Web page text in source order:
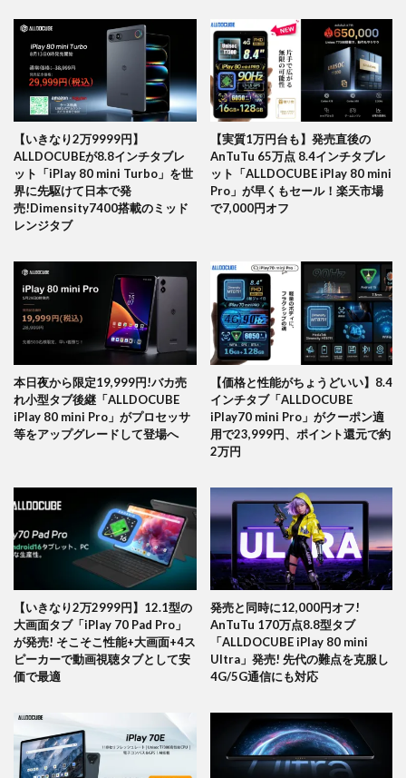
【いきなり2万9999円】
ALLDOCUBEが8.8インチタブレ
ット「iPlay 80 mini Turbo」を世
界に先駆けて日本で発
売!Dimensity7400搭載のミッド
レンジタブ
【実質1万円台も】発売直後の
AnTuTu 65万点 8.4インチタブレ
ット「ALLDOCUBE iPlay 80 mini
Pro」が早くもセール！楽天市場
で7,000円オフ
本日夜から限定19,999円!バカ売
れ小型タブ後継「ALLDOCUBE
iPlay 80 mini Pro」がプロセッサ
等をアップグレードして登場へ
【価格と性能がちょうどいい】8.4
インチタブ「ALLDOCUBE
iPlay70 mini Pro」がクーポン適
用で23,999円、ポイント還元で約
2万円
【いきなり2万2999円】12.1型の
大画面タブ「iPlay 70 Pad Pro」
が発売! そこそこ性能+大画面+4ス
ピーカーで動画視聴タブとして安
価で最適
発売と同時に12,000円オフ!
AnTuTu 170万点8.8型タブ
「ALLDOCUBE iPlay 80 mini
Ultra」発売! 先代の難点を克服し
4G/5G通信にも対応